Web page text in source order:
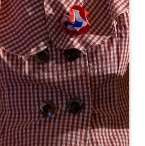
de naam
aan een Gallo-Romeins
die naar de streek trok en zijn stad
de wijngaarden, waarvan het
grenzen van het dorp bepaalt.
andere oorsprong van de naam
op de heuvel van Picampeau,
term "Lukus" "heilig bos"
een plaats voor religieuze